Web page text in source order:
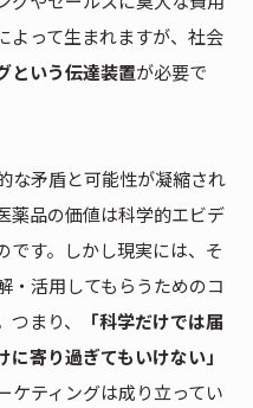
よって生まれますが、社会
という伝達装置が必要で
な矛盾と可能性が凝縮され
薬品の価値は科学的エビデ
です。しかし現実には、そ
・活用してもらうためのコ
まり、
「科学だけでは届
寄り過ぎてもいけない」
ケティングは成り立ってい